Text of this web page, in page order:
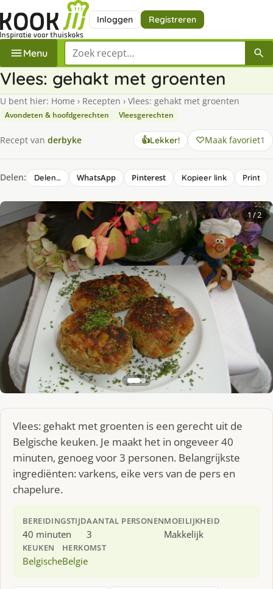
Inloggen Registreren
Menu Zoek een recept
Vlees: gehakt met groenten
U bent hier: Home › Recepten › Vlees: gehakt met groenten
Avondeten & hoofdgerechten Vleesgerechten
Recept van derbyke 👍Lekker! Maak favoriet1
Delen: Delen… WhatsApp Pinterest Kopieer link Print
1 / 2
Vlees: gehakt met groenten is een gerecht uit de
Belgische keuken. Je maakt het in ongeveer 40
minuten, genoeg voor 3 personen. Belangrijkste
ingrediënten: varkens, eike vers van de pers en
chapelure.
BEREIDINGSTIJD
40 minuten
AANTAL PERSONEN
3
MOEILIJKHEID
Makkelijk
KEUKEN
Belgische
HERKOMST
Belgie